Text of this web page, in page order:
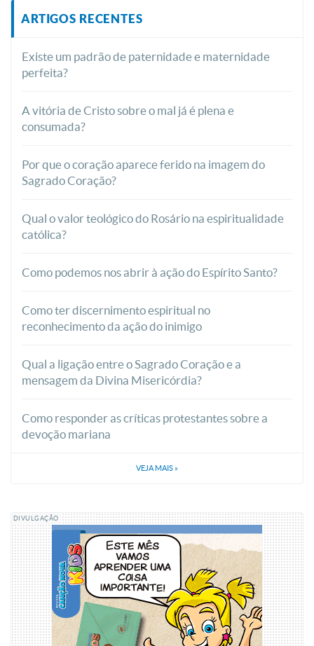
ARTIGOS RECENTES
Existe um padrão de paternidade e maternidade
perfeita?
A vitória de Cristo sobre o mal já é plena e
consumada?
Por que o coração aparece ferido na imagem do
Sagrado Coração?
Qual o valor teológico do Rosário na espiritualidade
católica?
Como podemos nos abrir à ação do Espírito Santo?
Como ter discernimento espiritual no
reconhecimento da ação do inimigo
Qual a ligação entre o Sagrado Coração e a
mensagem da Divina Misericórdia?
Como responder as críticas protestantes sobre a
devoção mariana
VEJA MAIS »
DIVULGAÇÃO